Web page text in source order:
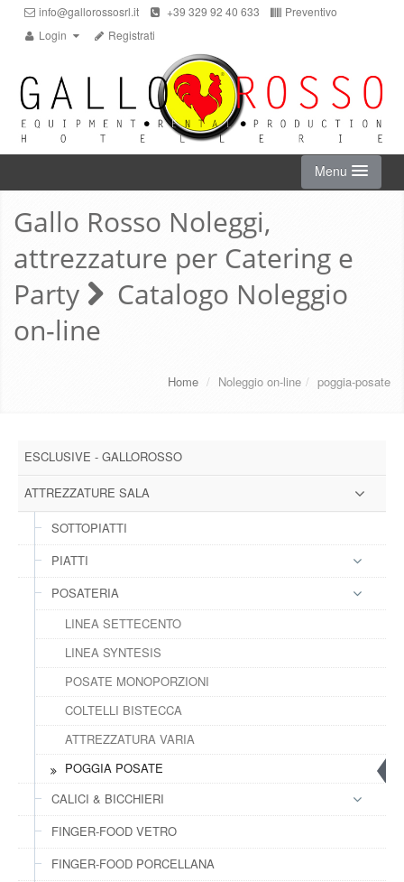
info@gallorossosrl.it +39 329 92 40 633
Preventivo
Login
Registrati
Menu
HOME
NOLEGGIO ON-LINE
CHI SIAMO
CONTATTI
FAQs
LOGIN
REGISTRATI
Gallo Rosso Noleggi,
attrezzature per Catering e
Party
Catalogo Noleggio
on-line
Home / Noleggio on-line / poggia-posate
ESCLUSIVE - GALLOROSSO
ATTREZZATURE SALA
SOTTOPIATTI
PIATTI
POSATERIA
LINEA SETTECENTO
LINEA SYNTESIS
POSATE MONOPORZIONI
COLTELLI BISTECCA
ATTREZZATURA VARIA
POGGIA POSATE
CALICI & BICCHIERI
FINGER-FOOD VETRO
FINGER-FOOD PORCELLANA